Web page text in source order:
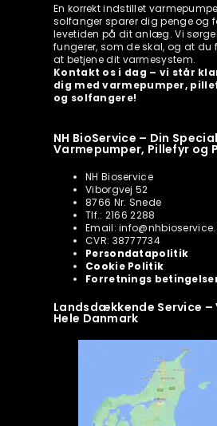
En korrekt indstillet
solfanger sparer dig penge og
levetiden på dit anlæg. Vi
fungerer, som de skal, og at du
at betjene dit varmesystem.
Kontakt os i dag – vi står
dig med varmepumper,
og solfangere!
NH BioService – Din
Varmepumper, Pillefyr og
NH Bioservice
Viborgvej 52
8766 Nr. Snede
Tlf.: 2166 2288
Email:
CVR: 38777734
Persondatapolitik
Cookie Politik
Forretnings
Landsdækkende Service
Hele Danmark